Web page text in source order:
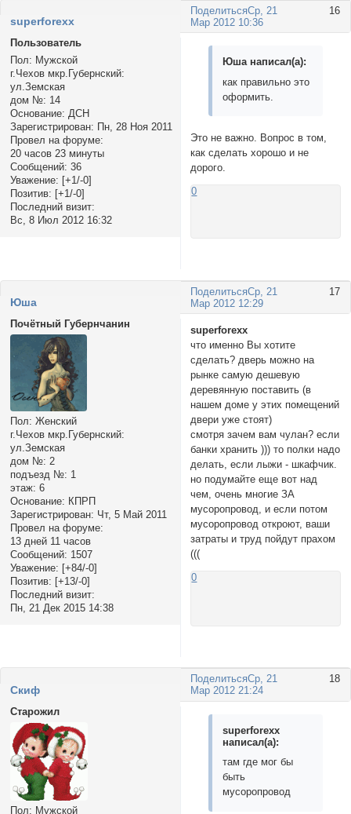
Поделиться 16
Ср, 21
Мар 2012 10:36
superforexx
Пользователь
Пол: Мужской
г.Чехов мкр.Губернский:
ул.Земская
дом №: 14
Основание: ДСН
Зарегистрирован: Пн, 28 Ноя 2011
Провел на форуме:
20 часов 23 минуты
Сообщений: 36
Уважение: [+1/-0]
Позитив: [+1/-0]
Последний визит:
Вс, 8 Июл 2012 16:32
Юша написал(а):
как правильно это
оформить.
Это не важно. Вопрос в том,
как сделать хорошо и не
дорого.
0
Поделиться 17
Ср, 21
Мар 2012 12:29
Юша
Почётный Губернчанин
Пол: Женский
г.Чехов мкр.Губернский:
ул.Земская
дом №: 2
подъезд №: 1
этаж: 6
Основание: КПРП
Зарегистрирован: Чт, 5 Май 2011
Провел на форуме:
13 дней 11 часов
Сообщений: 1507
Уважение: [+84/-0]
Позитив: [+13/-0]
Последний визит:
Пн, 21 Дек 2015 14:38
superforexx
что именно Вы хотите
сделать? дверь можно на
рынке самую дешевую
деревянную поставить (в
нашем доме у этих помещений
двери уже стоят)
смотря зачем вам чулан? если
банки хранить ))) то полки надо
делать, если лыжи - шкафчик.
но подумайте еще вот над
чем, очень многие ЗА
мусоропровод, и если потом
мусоропровод откроют, ваши
затраты и труд пойдут прахом
(((
0
Поделиться 18
Ср, 21
Мар 2012 21:24
Cкиф
Старожил
Пол: Мужской
superforexx
написал(а):
там где мог бы
быть
мусоропровод